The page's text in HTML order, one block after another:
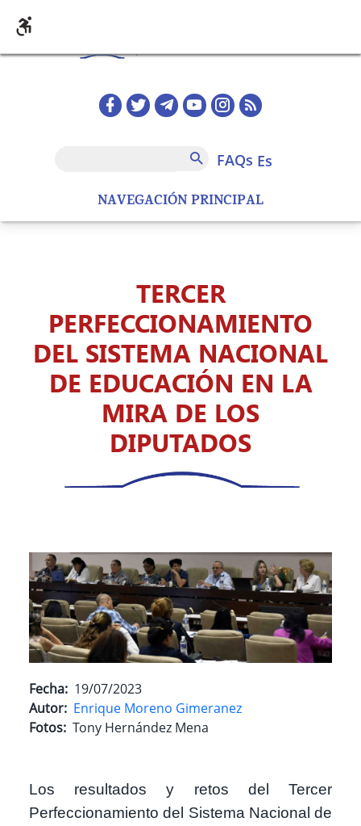
NAVEGACIÓN PRINCIPAL
Redes sociales home
FAQs
FAQs es
TERCER
PERFECCIONAMIENTO
DEL SISTEMA NACIONAL
DE EDUCACIÓN EN LA
MIRA DE LOS
DIPUTADOS
Fecha 19/07/2023
Autor Enrique Moreno Gimeranez
Fotos Tony Hernández Mena
Los resultados y retos del Tercer
Perfeccionamiento del Sistema Nacional de